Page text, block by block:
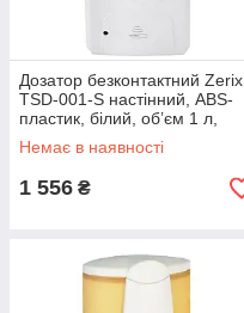
Дозатор безконтактний Zerix
TSD-001-S настінний, ABS-
пластик, білий, об’єм 1 л,
Чехія (ZX3249)
Немає в наявності
1 556 ₴